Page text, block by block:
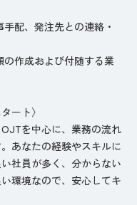
配、発注先との連絡・
の作成および付随する業
ート〉
を中心に、業務の流れ
あなたの経験やスキルに
社員が多く、分からない
環境なので、安心してキ